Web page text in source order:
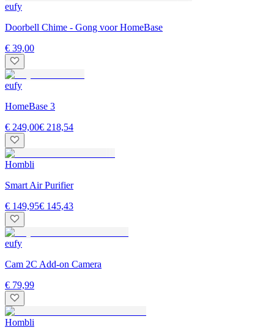
eufy
Doorbell Chime - Gong voor HomeBase
€ 39,00
eufy
HomeBase 3
€ 249,00€ 218,54
Hombli
Smart Air Purifier
€ 149,95€ 145,43
eufy
Cam 2C Add-on Camera
€ 79,99
Hombli